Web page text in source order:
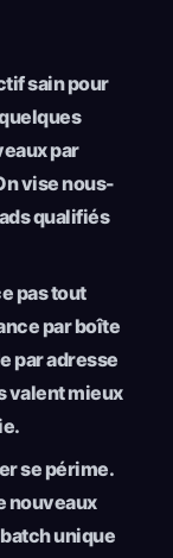
sain pour
par
vise nous-
qualifiés
pas tout
par boîte
par adresse
valent mieux
se périme.
nouveaux
unique